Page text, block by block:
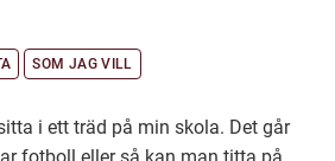
SOM JAG VILL
i ett träd på min skola. Det går